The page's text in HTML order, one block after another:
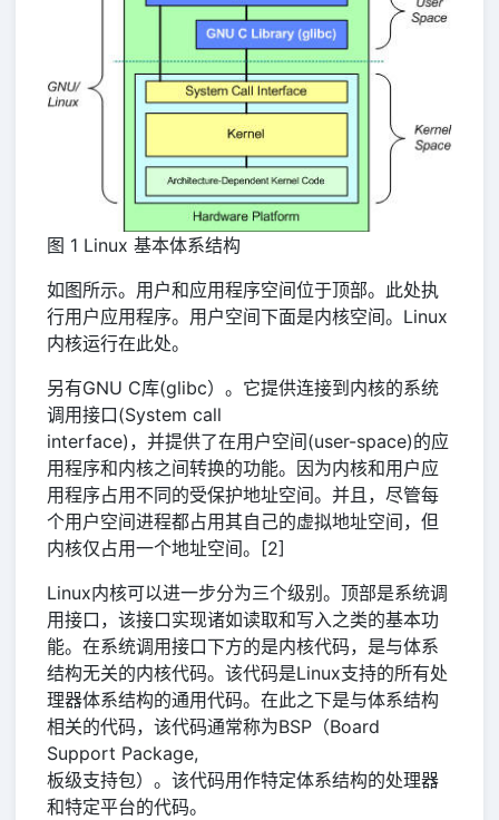
图 1 Linux 基本体系结构
如图所示。用户和应用程序空间位于顶部。此处执
行用户应用程序。用户空间下面是内核空间。Linux
内核运行在此处。
另有GNU C库(glibc）。它提供连接到内核的系统
调用接口(System call
interface)，并提供了在用户空间(user-space)的应
用程序和内核之间转换的功能。因为内核和用户应
用程序占用不同的受保护地址空间。并且，尽管每
个用户空间进程都占用其自己的虚拟地址空间，但
内核仅占用一个地址空间。[2]
Linux内核可以进一步分为三个级别。顶部是系统调
用接口，该接口实现诸如读取和写入之类的基本功
能。在系统调用接口下方的是内核代码，是与体系
结构无关的内核代码。该代码是Linux支持的所有处
理器体系结构的通用代码。在此之下是与体系结构
相关的代码，该代码通常称为BSP（Board
Support Package,
板级支持包）。该代码用作特定体系结构的处理器
和特定平台的代码。